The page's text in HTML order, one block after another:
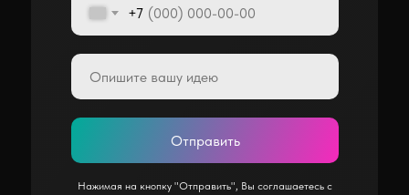
+7
Отправить
Нажимая на кнопку "Отправить", Вы соглашаетесь с